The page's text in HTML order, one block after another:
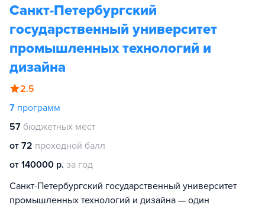
Санкт-Петербургский
государственный университет
промышленных технологий и
дизайна
2.5
7 программ
57 бюджетных мест
от 72 проходной балл
от 140000 р. за год
Санкт-Петербургский государственный университет
промышленных технологий и дизайна — один